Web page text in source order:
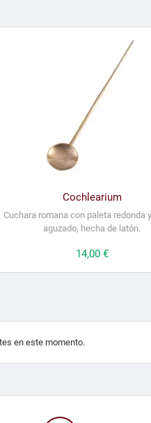
Cochlearium
Cuchara romana con paleta redonda
aguzado, hecha de latón.
Precio
14,00 €
en este momento.